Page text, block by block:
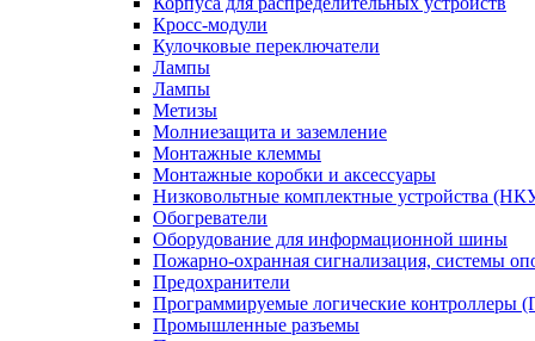
Кросс-модули
Кулочковые переключатели
Лампы
Лампы
Метизы
Молниезащита и заземление
Монтажные клеммы
Монтажные коробки и аксессуары
Низковольтные комплектные устройства
Обогреватели
Оборудование для информационной шины
Пожарно-охранная сигнализация, системы
Предохранители
Программируемые логические контроллеры
Промышленные разъемы